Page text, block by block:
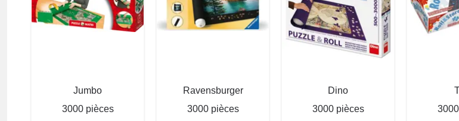
Jumbo
3000 pièces
Ravensburger
3000 pièces
Dino
3000 pièces